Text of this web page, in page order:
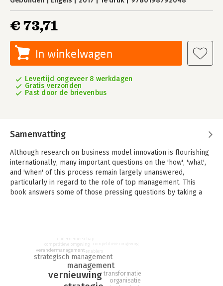
€ 73,71
In winkelwagen
Levertijd ongeveer 8 werkdagen
Gratis verzonden
Past door de brievenbus
Samenvatting
Although research on business model innovation is flourishing
internationally, many important questions on the 'how', 'what',
and 'when' of this process remain largely unanswered,
particularly in regard to the role of top management. This
book answers some of those pressing questions by taking a
(including DSM, NXP Semiconductors, Randstad, and TomTom),
the authors provide new insights into how and when managers
can change a firm's business model. They turn their attention
particularly to one key question: is it better to replicate
existing models or develop new ones? Business model
vernieuwing
management
strategisch management
transformatie
organisatie
verandermanagement enablers
competitieve omgeving
ondernemerschap
competitieve omgeving